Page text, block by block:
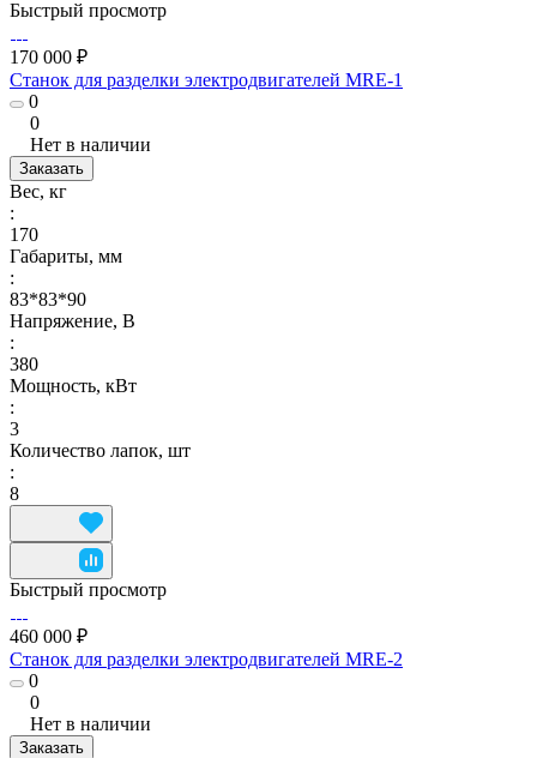
Быстрый просмотр
170 000 ₽
Станок для разделки электродвигателей MRE-1
0
0
Нет в наличии
Заказать
Вес, кг
:
170
Габариты, мм
:
83*83*90
Напряжение, В
:
380
Мощность, кВт
:
3
Количество лапок, шт
:
8
Быстрый просмотр
460 000 ₽
Станок для разделки электродвигателей MRE-2
0
0
Нет в наличии
Заказать